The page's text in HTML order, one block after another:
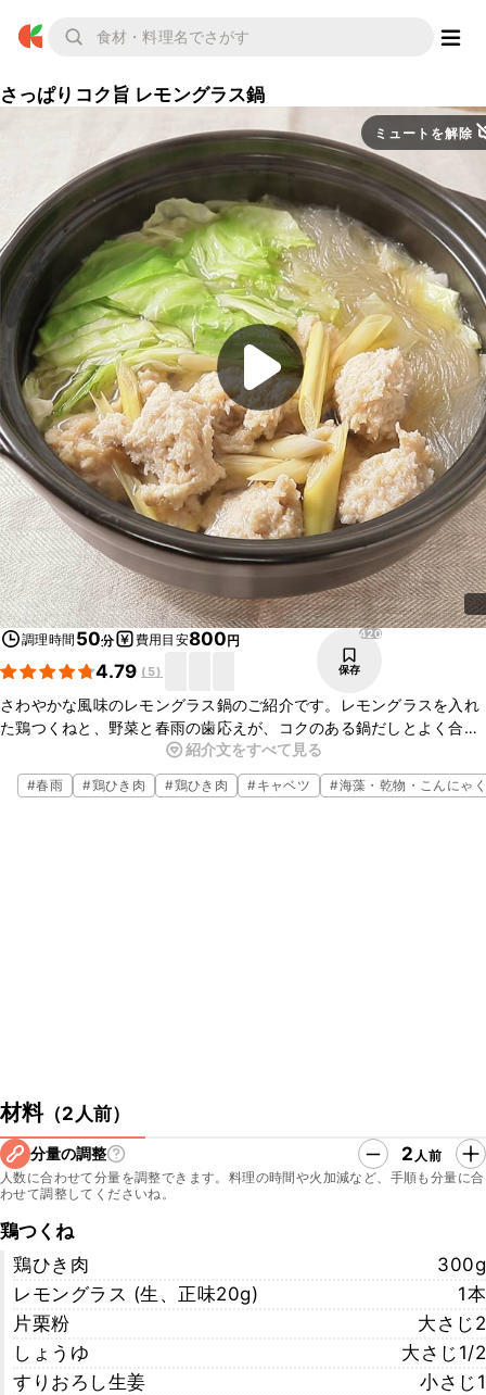
さっぱりコク旨 レモングラス鍋
ミュートを解除
調理時間 50分 費用目安800円
4.79 ( 5)
420
保存
さわやかな風味のレモングラス鍋のご紹介です。レモングラスを入れ
た鶏つくねと、野菜と春雨の歯応えが、コクのある鍋だしとよく合い
ます。鍋だしにも鶏つくねにもレモングラスを使っているので、レモ
ングラスの風味が充分味わえる一品です。お好みの具材を入れるとバ
リエーションが広がりますので、ぜひお試しくださいね。
紹介文をすべて見る
#春雨 #鶏ひき肉 #鶏ひき肉 #キャベツ #海藻・乾物・こんにゃ
材料（2人前）
分量の調整 2 人前
人数に合わせて分量を調整できます。料理の時間や火加減など、手順も分量に合
わせて調整してくださいね。
鶏つくね
鶏ひき肉
300g
レモングラス (生、正味20g)
1本
片栗粉
大さじ2
しょうゆ
大さじ1/2
すりおろし生姜
小さじ1